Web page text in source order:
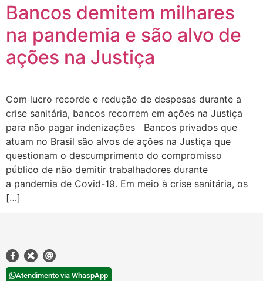
Bancos demitem milhares
na pandemia e são alvo de
ações na Justiça
Com lucro recorde e redução de despesas durante a
crise sanitária, bancos recorrem em ações na Justiça
para não pagar indenizações Bancos privados que
atuam no Brasil são alvos de ações na Justiça que
questionam o descumprimento do compromisso
público de não demitir trabalhadores durante
a pandemia de Covid-19. Em meio à crise sanitária, os
[…]
Atendimento via WhaspApp